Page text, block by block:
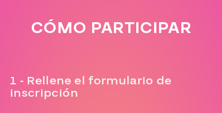
CÓMO PARTICIPAR
1 - Rellene el formulario de
inscripción